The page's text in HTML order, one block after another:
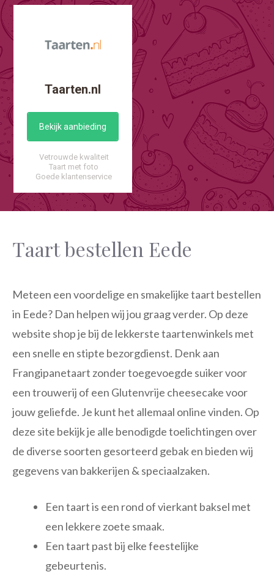
Taarten.nl
Bekijk aanbieding
Vetrouwde kwaliteit
Taart met foto
Goede klantenservice
Taart bestellen Eede
Meteen een voordelige en smakelijke taart bestellen
in Eede? Dan helpen wij jou graag verder. Op deze
website shop je bij de lekkerste taartenwinkels met
een snelle en stipte bezorgdienst. Denk aan
Frangipanetaart zonder toegevoegde suiker voor
een trouwerij of een Glutenvrije cheesecake voor
jouw geliefde. Je kunt het allemaal online vinden. Op
deze site bekijk je alle benodigde toelichtingen over
de diverse soorten gesorteerd gebak en bieden wij
gegevens van bakkerijen & speciaalzaken.
Een taart is een rond of vierkant baksel met
een lekkere zoete smaak.
Een taart past bij elke feestelijke
gebeurtenis.